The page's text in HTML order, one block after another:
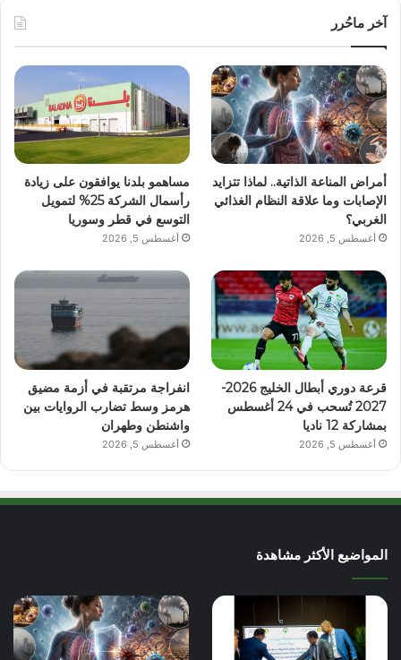
آخر ماحُرر
أمراض المناعة الذاتية.. لماذا تتزايد
الإصابات وما علاقة النظام الغذائي
الغربي؟
أغسطس 5, 2026
مساهمو بلدنا يوافقون على زيادة
رأسمال الشركة 25% لتمويل
التوسع في قطر وسوريا
أغسطس 5, 2026
قرعة دوري أبطال الخليج 2026-
2027 تُسحب في 24 أغسطس
بمشاركة 12 ناديا
أغسطس 5, 2026
انفراجة مرتقبة في أزمة مضيق
هرمز وسط تضارب الروايات بين
واشنطن وطهران
أغسطس 5, 2026
المواضيع الأكثر مشاهدة